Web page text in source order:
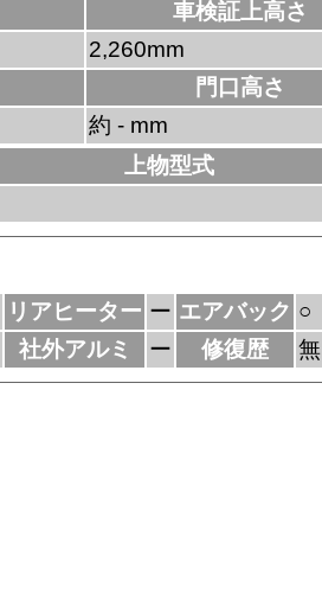
車検証上高さ
2,260mm
門口高さ
約 - mm
上物型式
リアヒーター ー エアバック ○
社外アルミ ー 修復歴 無